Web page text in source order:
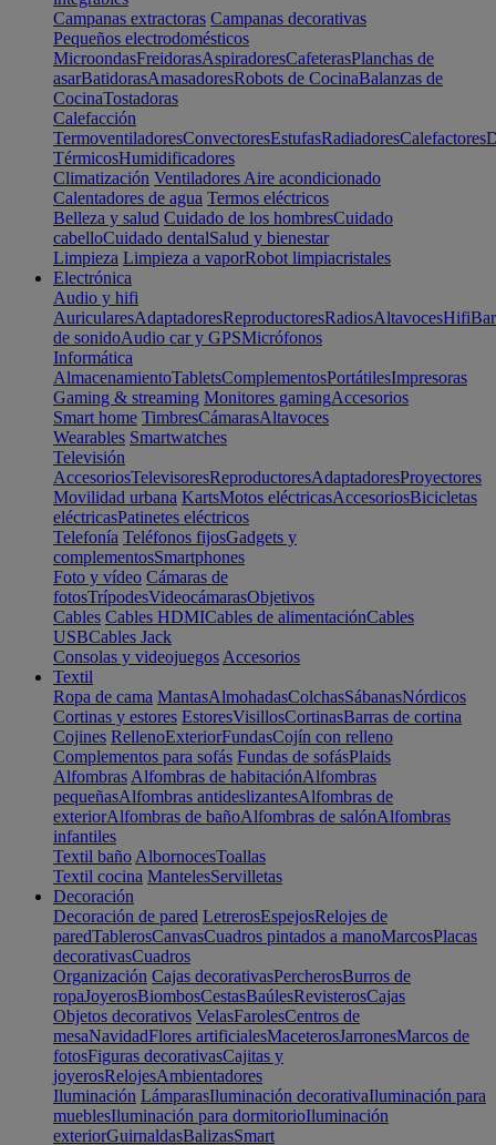
Campanas extractoras Campanas decorativas
Pequeños electrodomésticos
MicroondasFreidorasAspiradoresCafeterasPlanchas de
asarBatidorasAmasadoresRobots de CocinaBalanzas de
CocinaTostadoras
Calefacción
TermoventiladoresConvectoresEstufasRadiadoresCalefactores
TérmicosHumidificadores
Climatización Ventiladores Aire acondicionado
Calentadores de agua Termos eléctricos
Belleza y salud Cuidado de los hombresCuidado
cabelloCuidado dentalSalud y bienestar
Limpieza Limpieza a vaporRobot limpiacristales
Electrónica
Audio y hifi
AuricularesAdaptadoresReproductoresRadiosAltavocesHifi
de sonidoAudio car y GPSMicrófonos
Informática
AlmacenamientoTabletsComplementosPortátilesImpresoras
Gaming & streaming Monitores gamingAccesorios
Smart home TimbresCámarasAltavoces
Wearables Smartwatches
Televisión
AccesoriosTelevisoresReproductoresAdaptadoresProyectores
Movilidad urbana KartsMotos eléctricasAccesoriosBicicletas
eléctricasPatinetes eléctricos
Telefonía Teléfonos fijosGadgets y
complementosSmartphones
Foto y vídeo Cámaras de
fotosTrípodesVideocámarasObjetivos
Cables Cables HDMICables de alimentaciónCables
USBCables Jack
Consolas y videojuegos Accesorios
Textil
Ropa de cama MantasAlmohadasColchasSábanasNórdicos
Cortinas y estores EstoresVisillosCortinasBarras de cortina
Cojines RellenoExteriorFundasCojín con relleno
Complementos para sofás Fundas de sofásPlaids
Alfombras Alfombras de habitaciónAlfombras
pequeñasAlfombras antideslizantesAlfombras de
exteriorAlfombras de bañoAlfombras de salónAlfombras
infantiles
Textil baño AlbornocesToallas
Textil cocina MantelesServilletas
Decoración
Decoración de pared LetrerosEspejosRelojes de
paredTablerosCanvasCuadros pintados a manoMarcosPlacas
decorativasCuadros
Organización Cajas decorativasPercherosBurros de
ropaJoyerosBiombosCestasBaúlesRevisterosCajas
Objetos decorativos VelasFarolesCentros de
mesaNavidadFlores artificialesMaceterosJarronesMarcos de
fotosFiguras decorativasCajitas y
joyerosRelojesAmbientadores
Iluminación LámparasIluminación decorativaIluminación para
mueblesIluminación para dormitorioIluminación
exteriorGuirnaldasBalizasSmart